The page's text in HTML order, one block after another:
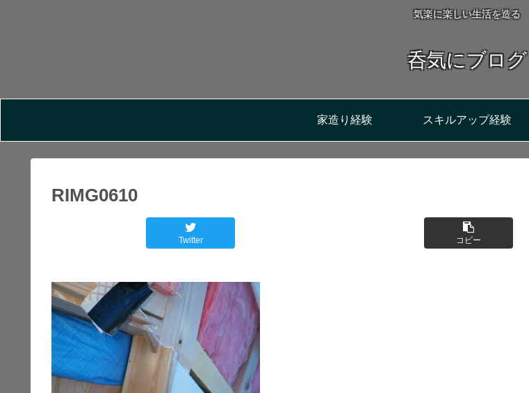
気楽に楽しい生活を造る
呑気にブログ
家造り経験 スキルアップ経験
RIMG0610
Twitter コピー